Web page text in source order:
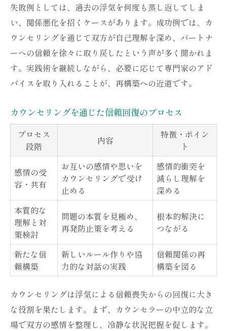
失敗例としては、過去の浮気を何度も蒸し返してしま
い、関係悪化を招くケースがあります。成功例では、カ
ウンセリングを通じて双方が自己理解を深め、パートナ
ーへの信頼を徐々に取り戻したという声が多く聞かれま
す。実践術を継続しながら、必要に応じて専門家のアド
バイスを取り入れることが、再構築への近道です。
カウンセリングを通じた信頼回復のプロセス
プロセス
段階
内容
特徴・ポイン
ト
感情の受
容・共有
お互いの感情や思いを
カウンセリングで受け
止める
感情的衝突を
減らし理解を
深める
本質的な
理解と対
策検討
問題の本質を見極め、
再発防止策を考える
根本的解決に
つながる
新たな信
頼構築
新しいルール作りや協
力的な対話の実践
信頼関係の再
構築を図る
カウンセリングは浮気による信頼喪失からの回復に大き
な役割を果たします。まず、カウンセラーの中立的な立
場で双方の感情を整理し、冷静な状況把握を促します。